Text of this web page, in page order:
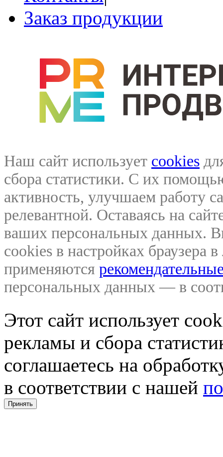
Заказ продукции
Наш сайт использует cookies
сбора статистики. С их
активность, улучшаем работу
релевантной. Оставаясь на
ваших персональных данных.
cookies в настройках браузера
применяются
персональных данных — в
Этот сайт использует
рекламы и сбора
соглашаетесь на
в соответствии с нашей
Принять